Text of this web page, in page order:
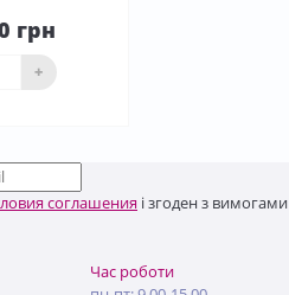
грн
+
До
соглашения і згоден з вимогами
Час роботи